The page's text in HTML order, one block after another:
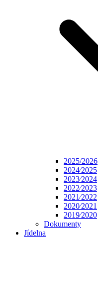
2025/2026
2024⁄2025
2023⁄2024
2022⁄2023
2021⁄2022
2020⁄2021
2019⁄2020
Dokumenty
Jídelna